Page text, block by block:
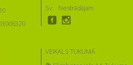
Sv:
Nestrādājam
VEIKALS TUKUMĀ